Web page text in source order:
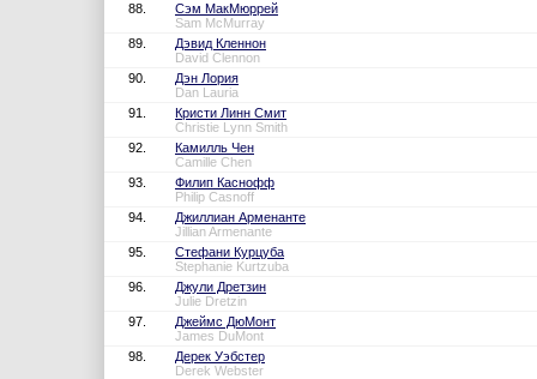
88.
Сэм МакМюррей
Sam McMurray
89.
Дэвид Кленнон
David Clennon
90.
Дэн Лория
Dan Lauria
91.
Кристи Линн Смит
Christie Lynn Smith
92.
Камилль Чен
Camille Chen
93.
Филип Каснофф
Philip Casnoff
94.
Джиллиан Арменанте
Jillian Armenante
95.
Стефани Курцуба
Stephanie Kurtzuba
96.
Джули Дретзин
Julie Dretzin
97.
Джеймс ДюМонт
James DuMont
98.
Дерек Уэбстер
Derek Webster